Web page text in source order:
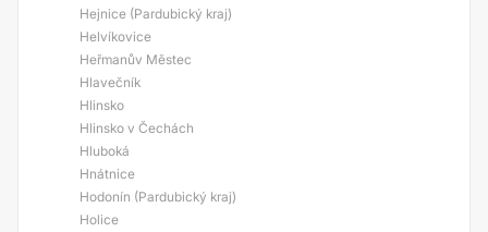
Hejnice (Pardubický kraj)
Helvíkovice
Heřmanův Městec
Hlavečník
Hlinsko
Hlinsko v Čechách
Hluboká
Hnátnice
Hodonín (Pardubický kraj)
Holice